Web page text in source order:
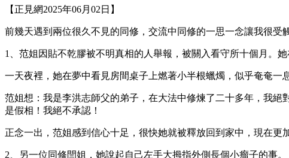
【正見網2025年06月02日】
前幾天遇到兩位很久不見的同修，交流中同修的一思一念讓我很受
1、范姐因貼不乾膠被不明真相的人舉報，被關入看守所十個月。
一天夜裡，她在夢中看見房間桌子上燃著小半根蠟燭，似乎奄奄一
范姐想：我是李洪志師父的弟子，在大法中修煉了二十多年，我
是假相！我絕不承認！
正念一出，范姐感到信心十足，很快她就被釋放回到家中，現在更
2、另一位同修閆姐，她說起自己左手大拇指外側長個小瘤子的事。